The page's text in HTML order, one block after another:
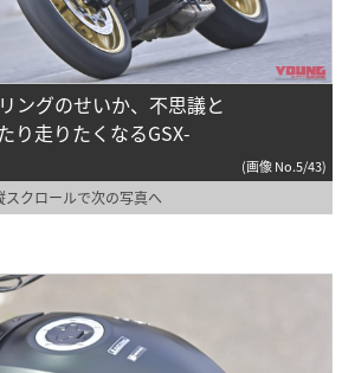
ングのせいか、不思議と
り走りたくなるGSX-
(画像 No.5/43)
スクロールで次の写真へ